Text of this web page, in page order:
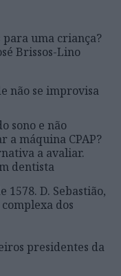
para uma criança?
Brissos-Lino
não se improvisa
sono e não
a máquina CPAP?
a avaliar.
dentista
1578. D. Sebastião,
dos
presidentes da